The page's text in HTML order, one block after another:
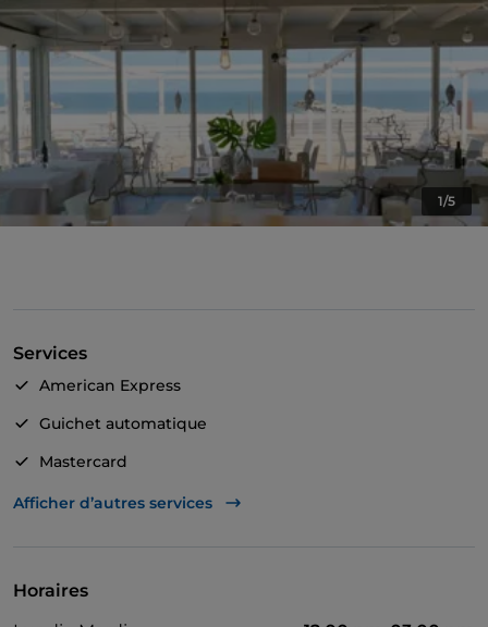
1/5
Services
American Express
Guichet automatique
Mastercard
Visa
Afficher d’autres services
Horaires